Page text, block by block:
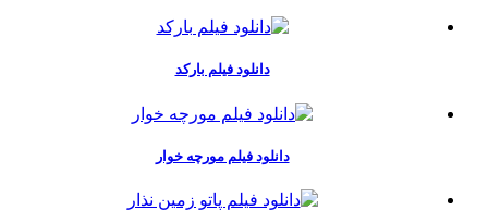
دانلود فیلم بارکد
دانلود فیلم مورچه خوار